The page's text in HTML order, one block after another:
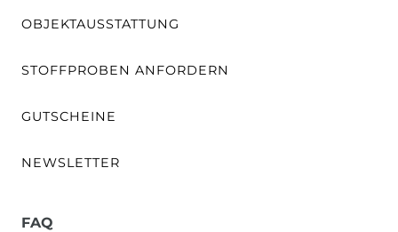
OBJEKTAUSSTATTUNG
STOFFPROBEN ANFORDERN
GUTSCHEINE
NEWSLETTER
FAQ